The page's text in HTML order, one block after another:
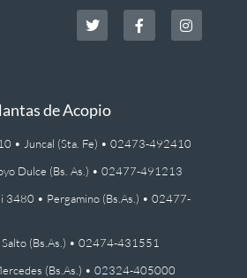
de Acopio
• Juncal (Sta. Fe) • 02473-492410
Dulce (Bs. As.) • 02477-491213
3480 • Pergamino (Bs.As.) • 02477-
Salto (Bs.As.) • 02474-431551
(Bs.As.) • 02324-405000